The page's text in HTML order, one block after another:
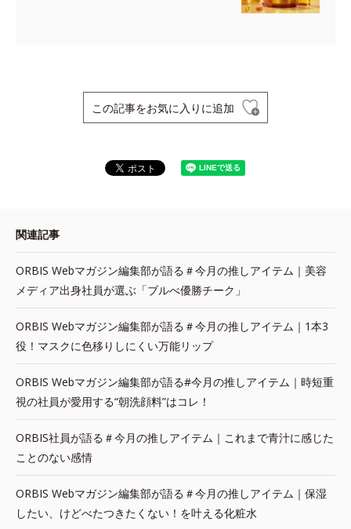
この記事をお気に入りに追加
関連記事
ORBIS Webマガジン編集部が語る＃今月の推しアイテム｜美容
メディア出身社員が選ぶ「ブルべ優勝チーク」
ORBIS Webマガジン編集部が語る＃今月の推しアイテム｜1本3
役！マスクに色移りしにくい万能リップ
ORBIS Webマガジン編集部が語る#今月の推しアイテム｜時短重
視の社員が愛用する“朝洗顔料”はコレ！
ORBIS社員が語る＃今月の推しアイテム｜これまで青汁に感じた
ことのない感情
ORBIS Webマガジン編集部が語る＃今月の推しアイテム｜保湿
したい、けどべたつきたくない！を叶える化粧水